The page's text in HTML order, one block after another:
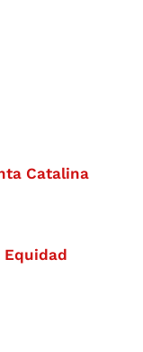
Catalina
Equidad